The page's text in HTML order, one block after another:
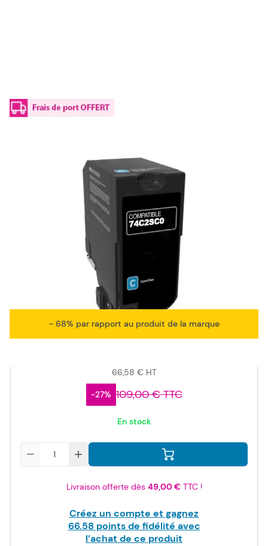
74C2SC0
Capacité en pages (à 5%) :
7000
74C2SC0 Lexmark - cyan - toner compatible
- 68% par rapport au produit de la marque
-27% 109,00 € TTC
66,58 € HT
En stock
Livraison offerte dès 49,00 €TTC !
Créez un compte et gagnez
66.58points de fidélité avec
l’achat de ce produit